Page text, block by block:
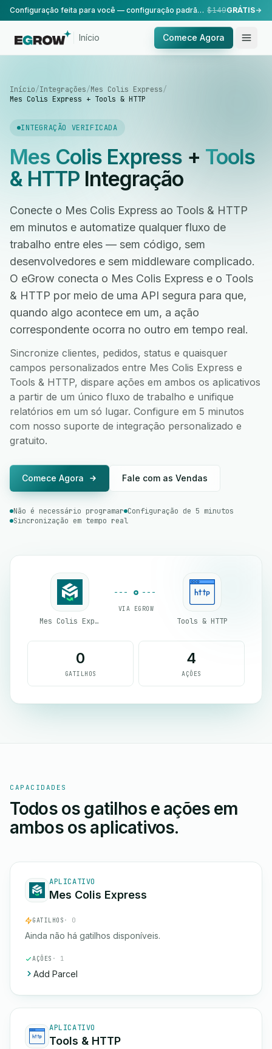
Configuração feita para você — configuração padrão, realizada pela nossa equipe. $149GRÁTIS
Início Comece Agora
Início/Integrações/Mes Colis Express/
Mes Colis Express + Tools & HTTP
INTEGRAÇÃO VERIFICADA
Mes Colis Express+ Tools
& HTTPIntegração
Conecte o Mes Colis Express ao Tools & HTTP
em minutos e automatize qualquer fluxo de
trabalho entre eles — sem código, sem
desenvolvedores e sem middleware complicado.
O eGrow conecta o Mes Colis Express e o Tools
& HTTP por meio de uma API segura para que,
quando algo acontece em um, a ação
correspondente ocorra no outro em tempo real.
Sincronize clientes, pedidos, status e quaisquer
campos personalizados entre Mes Colis Express e
Tools & HTTP, dispare ações em ambos os aplicativos
a partir de um único fluxo de trabalho e unifique
relatórios em um só lugar. Configure em 5 minutos
com nosso suporte de integração personalizado e
gratuito.
Comece Agora Fale com as Vendas
Não é necessário programar Configuração de 5 minutos
Sincronização em tempo real
Mes Colis Express
VIA EGROW
Tools & HTTP
0
GATILHOS
4
AÇÕES
CAPACIDADES
Todos os gatilhos e ações em
ambos os aplicativos.
APLICATIVO
Mes Colis Express
GATILHOS · 0
Ainda não há gatilhos disponíveis.
AÇÕES · 1
Add Parcel
APLICATIVO
Tools & HTTP